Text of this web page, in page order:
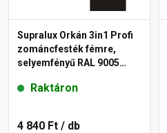
Supralux Orkán 3in1 Profi
zománcfesték fémre,
selyemfényű RAL 9005
Raktáron
4 840 Ft / db